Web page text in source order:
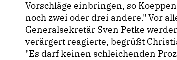
Vorschläge einbringen, so
noch zwei oder drei andere." Vor
Generalsekretär Sven Petke
verärgert reagierte, begrüßt
"Es darf keinen schleichenden